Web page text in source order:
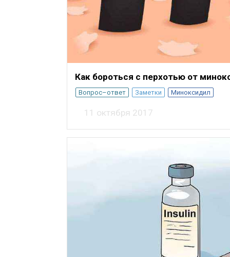
Как бороться с перхотью от
Вопрос–ответ Заметки Миноксидил
11 октября 2017